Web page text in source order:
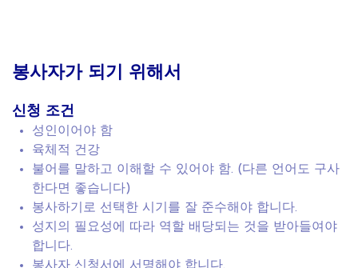
봉사자가 되기 위해서
신청 조건
성인이어야 함
육체적 건강
불어를 말하고 이해할 수 있어야 함. (다른 언어도 구사
한다면 좋습니다)
봉사하기로 선택한 시기를 잘 준수해야 합니다.
성지의 필요성에 따라 역할 배당되는 것을 받아들여야
합니다.